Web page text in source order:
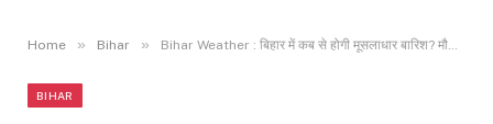
Home » Bihar » Bihar Weather : बिहार में कब से होगी मूसलाधार बारिश? मौसम विभाग में दिया लेटेस्ट अपडेट…
BIHAR